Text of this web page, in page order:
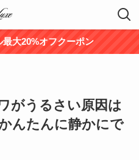
最大20%オフクーポン
がうるさい原因は
んたんに静かにで